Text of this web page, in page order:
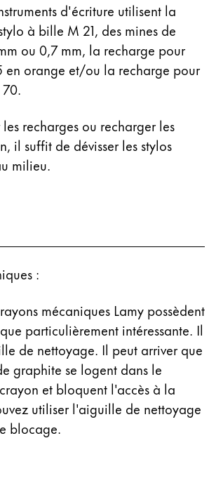
d'écriture utilisent la
à bille M 21, des mines de
ou 0,7 mm, la recharge pour
en orange et/ou la recharge pour
recharges ou recharger les
il suffit de dévisser les stylos
milieu.
:
mécaniques Lamy possèdent
particulièrement intéressante. Il
de nettoyage. Il peut arriver que
graphite se logent dans le
et bloquent l'accès à la
utiliser l'aiguille de nettoyage
blocage.